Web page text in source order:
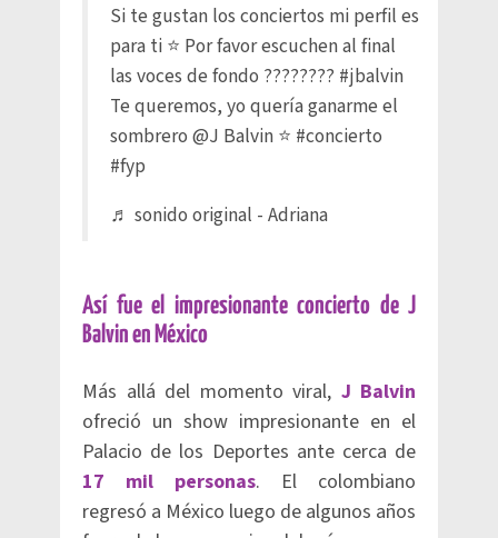
Si te gustan los conciertos mi perfil es
para ti ⭐️ Por favor escuchen al final
las voces de fondo ???????? #jbalvin
Te queremos, yo quería ganarme el
sombrero @J Balvin ⭐️ #concierto
#fyp
♬ sonido original - Adriana
Así fue el impresionante concierto de J
Balvin en México
Más allá del momento viral, J Balvin
ofreció un show impresionante en el
Palacio de los Deportes ante cerca de
17 mil personas. El colombiano
regresó a México luego de algunos años